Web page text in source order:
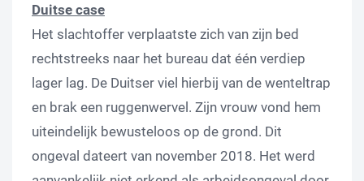
Duitse case
Het slachtoffer verplaatste zich van zijn bed
rechtstreeks naar het bureau dat één verdiep
lager lag. De Duitser viel hierbij van de wenteltrap
en brak een ruggenwervel. Zijn vrouw vond hem
uiteindelijk bewusteloos op de grond. Dit
ongeval dateert van november 2018. Het werd